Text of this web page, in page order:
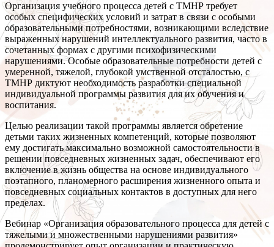
Организация учебного процесса детей с ТМНР требует
особых специфических условий и затрат в связи с особыми
образовательными потребностями, возникающими вследствие
выраженных нарушений интеллектуального развития, часто в
сочетанных формах с другими психофизическими
нарушениями. Особые образовательные потребности детей с
умеренной, тяжелой, глубокой умственной отсталостью, с
ТМНР диктуют необходимость разработки специальной
индивидуальной программы развития для их обучения и
воспитания.
Целью реализации такой программы является обретение
детьми таких жизненных компетенций, которые позволяют
ему достигать максимально возможной самостоятельности в
решении повседневных жизненных задач, обеспечивают его
включение в жизнь общества на основе индивидуального
поэтапного, планомерного расширения жизненного опыта и
повседневных социальных контактов в доступных для него
пределах.
Вебинар «Организация образовательного процесса для детей с
тяжелыми и множественными нарушениями развития»